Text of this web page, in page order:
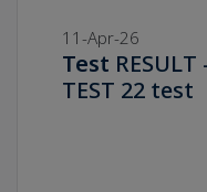
11-Apr-26
Test RESULT
TEST 22 test